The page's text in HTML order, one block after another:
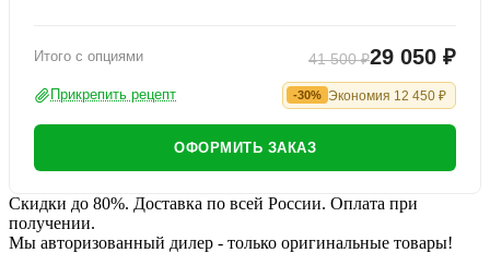
Итого с опциями 41 500 ₽29 050 ₽
Прикрепить рецепт -30% Экономия 12 450 ₽
ОФОРМИТЬ ЗАКАЗ
Скидки до 80%. Доставка по всей России. Оплата при
получении.
Мы авторизованный дилер - только оригинальные товары!